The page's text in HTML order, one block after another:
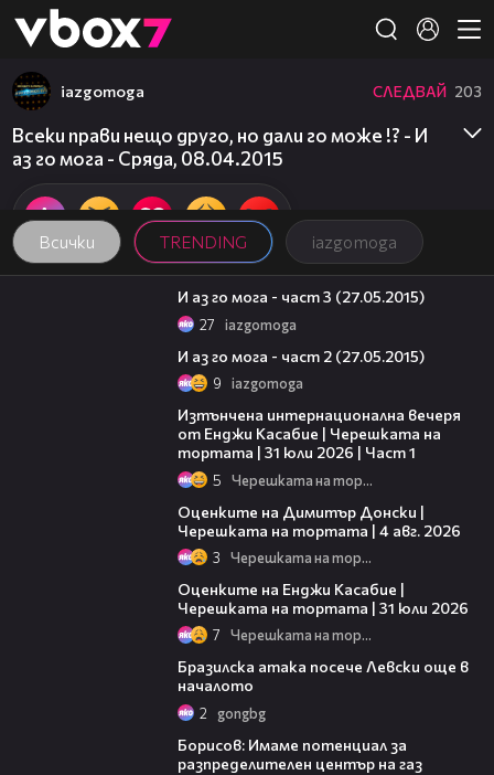
👾
Всички TRENDING iazgomoga
iazgomoga СЛЕДВАЙ 203
Всеки прави нещо друго, но дали го може !? - И
аз го мога - Сряда, 08.04.2015
48:37
И аз го мога - част 3 (27.05.2015)
27 iazgomoga
И аз го мога - част 2 (27.05.2015)
9 iazgomoga
Изтънчена интернационална вечеря
от Енджи Касабие | Черешката на
тортата | 31 юли 2026 | Част 1
5 Черешката на тортата
Оценките на Димитър Донски |
Черешката на тортата | 4 авг. 2026
3 Черешката на тортата
Оценките на Енджи Касабие |
Черешката на тортата | 31 юли 2026
7 Черешката на тортата
Бразилска атака посече Левски още в
началото
2 gongbg
Борисов: Имаме потенциал за
разпределителен център на газ